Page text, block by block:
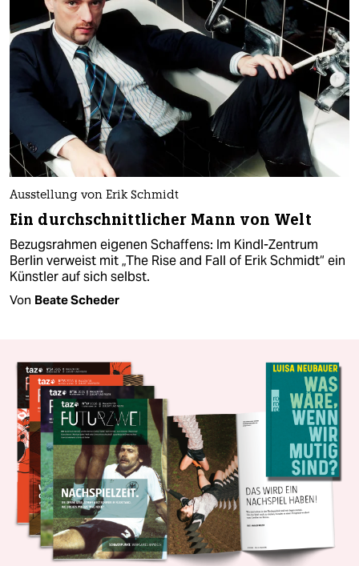
Ausstellung von Erik Schmidt
Ein durchschnittlicher Mann von Welt
Bezugsrahmen eigenen Schaffens: Im Kindl-Zentrum
Berlin verweist mit „The Rise and Fall of Erik Schmidt“ ein
Künstler auf sich selbst.
Von Beate Scheder